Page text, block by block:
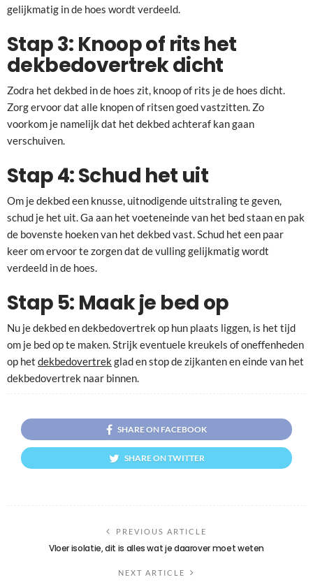
gelijkmatig in de hoes wordt verdeeld.
Stap 3: Knoop of rits het
dekbedovertrek dicht
Zodra het dekbed in de hoes zit, knoop of rits je de hoes dicht.
Zorg ervoor dat alle knopen of ritsen goed vastzitten. Zo
voorkom je namelijk dat het dekbed achteraf kan gaan
verschuiven.
Stap 4: Schud het uit
Om je dekbed een knusse, uitnodigende uitstraling te geven,
schud je het uit. Ga aan het voeteneinde van het bed staan en pak
de bovenste hoeken van het dekbed vast. Schud het een paar
keer om ervoor te zorgen dat de vulling gelijkmatig wordt
verdeeld in de hoes.
Stap 5: Maak je bed op
Nu je dekbed en dekbedovertrek op hun plaats liggen, is het tijd
om je bed op te maken. Strijk eventuele kreukels of oneffenheden
op het dekbedovertrek glad en stop de zijkanten en einde van het
dekbedovertrek naar binnen.
SHARE ON FACEBOOK
SHARE ON TWITTER
PREVIOUS ARTICLE
Vloer isolatie, dit is alles wat je daarover moet weten
NEXT ARTICLE